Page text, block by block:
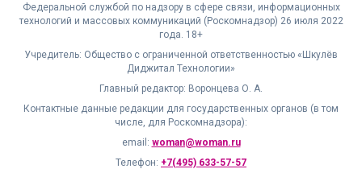
Федеральной службой по надзору в сфере связи, информационных
технологий и массовых коммуникаций (Роскомнадзор) 26 июля 2022
года. 18+
Учредитель: Общество с ограниченной ответственностью «Шкулёв
Диджитал Технологии»
Главный редактор: Воронцева О. А.
Контактные данные редакции для государственных органов (в том
числе, для Роскомнадзора):
email: woman@woman.ru
Телефон: +7(495) 633-57-57